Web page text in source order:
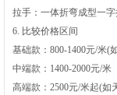
拉手‌：一体折弯成型一
6. 比较价格区间
基础款‌：800-1400元/米(
中端款‌：1400-2000元/米
高端款‌：2500元/米起(如